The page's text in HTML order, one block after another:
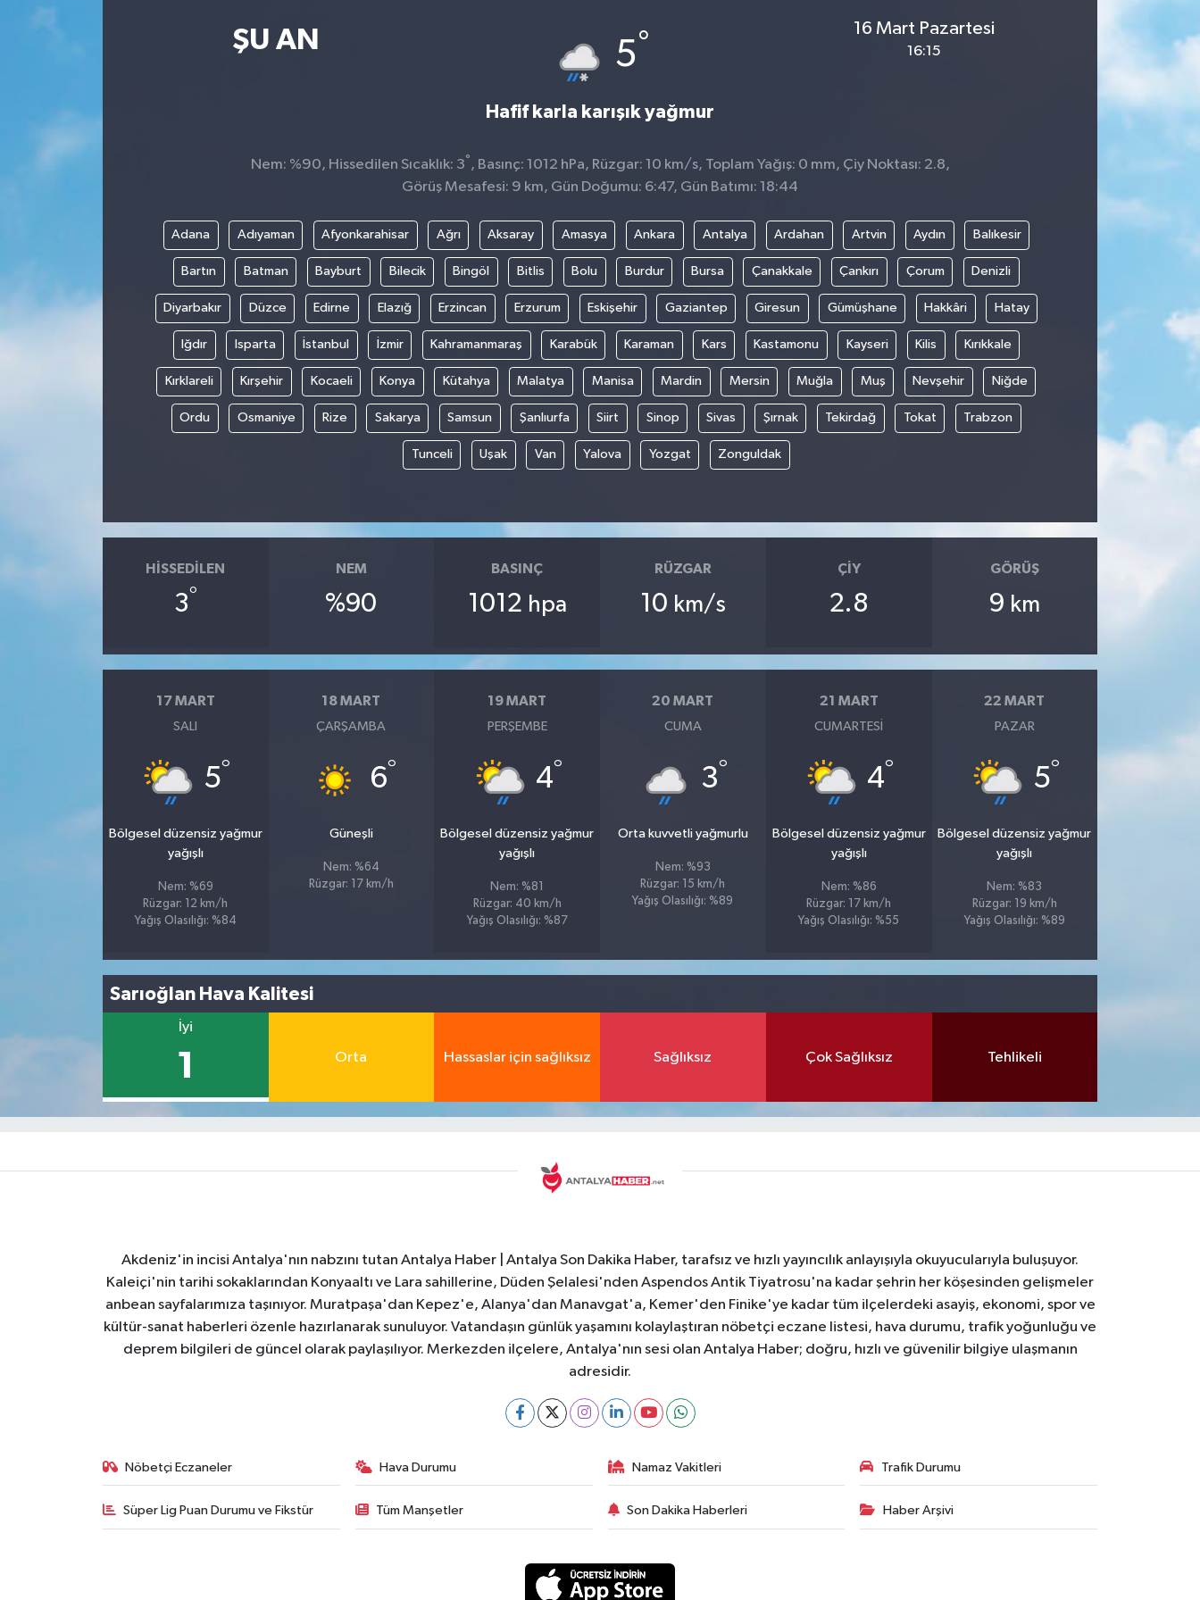
ŞU AN 5°
Hafif karla karışık yağmur
16 Mart Pazartesi
16:15
Nem: %90, Hissedilen Sıcaklık: 3° , Basınç: 1012 hPa, Rüzgar: 10 km/s, Toplam Yağış: 0 mm, Çiy Noktası: 2.8,
Görüş Mesafesi: 9 km, Gün Doğumu: 6:47, Gün Batımı: 18:44
Adana Adıyaman Afyonkarahisar Ağrı Aksaray Amasya Ankara Antalya Ardahan Artvin Aydın Balıkesir
Bartın Batman Bayburt Bilecik Bingöl Bitlis Bolu Burdur Bursa Çanakkale Çankırı Çorum Denizli
Diyarbakır Düzce Edirne Elazığ Erzincan Erzurum Eskişehir Gaziantep Giresun Gümüşhane Hakkâri Hatay
Iğdır Isparta İstanbul İzmir Kahramanmaraş Karabük Karaman Kars Kastamonu Kayseri Kilis Kırıkkale
Kırklareli Kırşehir Kocaeli Konya Kütahya Malatya Manisa Mardin Mersin Muğla Muş Nevşehir Niğde
Ordu Osmaniye Rize Sakarya Samsun Şanlıurfa Siirt Sinop Sivas Şırnak Tekirdağ Tokat Trabzon
Tunceli Uşak Van Yalova Yozgat Zonguldak
HISSEDILEN
3°
NEM
%90
BASINÇ
1012 hpa
RÜZGAR
10 km/s
ÇIY
2.8
GÖRÜŞ
9 km
17 MART
SALI
5°
Bölgesel düzensiz yağmur
yağışlı
Nem: %69
Rüzgar: 12 km/h
Yağış Olasılığı: %84
18 MART
ÇARŞAMBA
6°
Güneşli
Nem: %64
Rüzgar: 17 km/h
19 MART
PERŞEMBE
4°
Bölgesel düzensiz yağmur
yağışlı
Nem: %81
Rüzgar: 40 km/h
Yağış Olasılığı: %87
20 MART
CUMA
3°
Orta kuvvetli yağmurlu
Nem: %93
Rüzgar: 15 km/h
Yağış Olasılığı: %89
21 MART
CUMARTESI
4°
Bölgesel düzensiz yağmur
yağışlı
Nem: %86
Rüzgar: 17 km/h
Yağış Olasılığı: %55
22 MART
PAZAR
5°
Bölgesel düzensiz yağmur
yağışlı
Nem: %83
Rüzgar: 19 km/h
Yağış Olasılığı: %89
Sarıoğlan Hava Kalitesi
İyi
1 Orta Hassaslar için sağlıksız Sağlıksız Çok Sağlıksız Tehlikeli
Akdeniz'in incisi Antalya'nın nabzını tutan Antalya Haber | Antalya Son Dakika Haber, tarafsız ve hızlı yayıncılık anlayışıyla okuyucularıyla buluşuyor.
Kaleiçi'nin tarihi sokaklarından Konyaaltı ve Lara sahillerine, Düden Şelalesi'nden Aspendos Antik Tiyatrosu'na kadar şehrin her köşesinden gelişmeler
anbean sayfalarımıza taşınıyor. Muratpaşa'dan Kepez'e, Alanya'dan Manavgat'a, Kemer'den Finike'ye kadar tüm ilçelerdeki asayiş, ekonomi, spor ve
kültür-sanat haberleri özenle hazırlanarak sunuluyor. Vatandaşın günlük yaşamını kolaylaştıran nöbetçi eczane listesi, hava durumu, trafik yoğunluğu ve
deprem bilgileri de güncel olarak paylaşılıyor. Merkezden ilçelere, Antalya'nın sesi olan Antalya Haber; doğru, hızlı ve güvenilir bilgiye ulaşmanın
adresidir.
Nöbetçi Eczaneler Hava Durumu Namaz Vakitleri Trafik Durumu
Süper Lig Puan Durumu ve Fikstür Tüm Manşetler Son Dakika Haberleri Haber Arşivi
Turizm